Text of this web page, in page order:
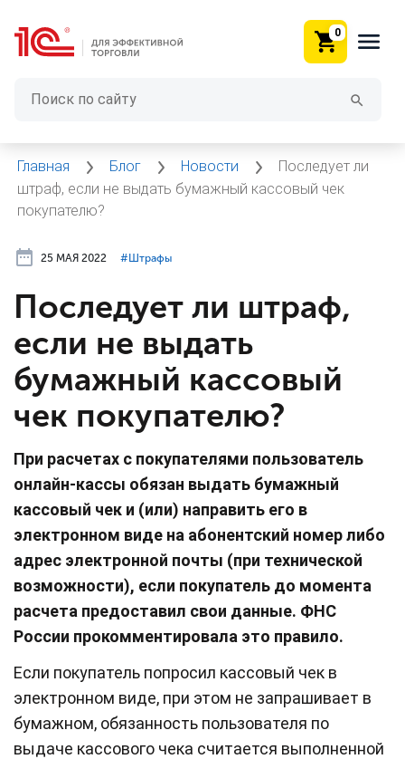
0
Главная Блог Новости
Последует ли
штраф, если не выдать бумажный кассовый чек
покупателю?
25 МАЯ 2022 #⁣Штрафы
Последует ли штраф,
если не выдать
бумажный кассовый
чек покупателю?
При расчетах с покупателями пользователь
онлайн-кассы обязан выдать бумажный
кассовый чек и (или) направить его в
электронном виде на абонентский номер либо
адрес электронной почты (при технической
возможности), если покупатель до момента
расчета предоставил свои данные. ФНС
России прокомментировала это правило.
Если покупатель попросил кассовый чек в
электронном виде, при этом не запрашивает в
бумажном, обязанность пользователя по
выдаче кассового чека считается выполненной